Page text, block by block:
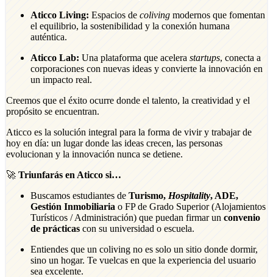
Aticco Living: Espacios de coliving modernos que fomentan
el equilibrio, la sostenibilidad y la conexión humana
auténtica.
Aticco Lab: Una plataforma que acelera startups, conecta a
corporaciones con nuevas ideas y convierte la innovación en
un impacto real.
Creemos que el éxito ocurre donde el talento, la creatividad y el
propósito se encuentran.
Aticco es la solución integral para la forma de vivir y trabajar de
hoy en día: un lugar donde las ideas crecen, las personas
evolucionan y la innovación nunca se detiene.
🚀 Triunfarás en Aticco si…
Buscamos estudiantes de Turismo, Hospitality, ADE,
Gestión Inmobiliaria o FP de Grado Superior (Alojamientos
Turísticos / Administración) que puedan firmar un convenio
de prácticas con su universidad o escuela.
Entiendes que un coliving no es solo un sitio donde dormir,
sino un hogar. Te vuelcas en que la experiencia del usuario
sea excelente.